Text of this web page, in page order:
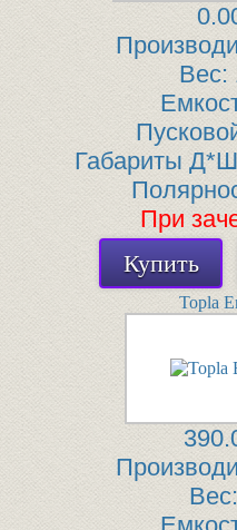
Вес:
Габариты
При
Купить
Topla
Вес: